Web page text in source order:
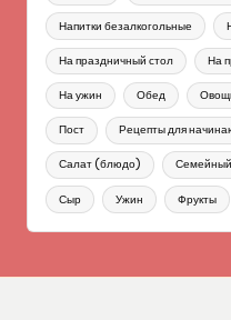
Напитки безалкогольные
На праздничный стол На
На ужин Обед
Пост Рецепты для
Салат (блюдо)
Сыр Ужин Фрукты